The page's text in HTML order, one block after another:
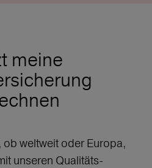
meine
ob weltweit oder Europa,
unseren Qualitäts-